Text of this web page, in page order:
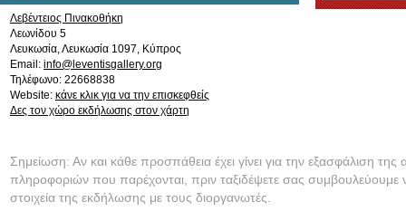
Λεβέντειος Πινακοθήκη
Λεωνίδου 5
Λευκωσία,Λευκωσία 1097, Κύπρος
Email: info@leventisgallery.org
Τηλέφωνο: 22668838
Website: κάνε κλικ για να την επισκεφθείς
Δες τον χώρο εκδήλωσης στον χάρτη
Σημείωση: Αν και κάθε προσπάθεια έχει γίνει για την εξασφάλιση της
πληροφοριών που παρέχονται, πριν ταξιδέψετε σας συμβουλεύουμε
στοιχεία της εκδήλωσης με τους διοργανωτές.